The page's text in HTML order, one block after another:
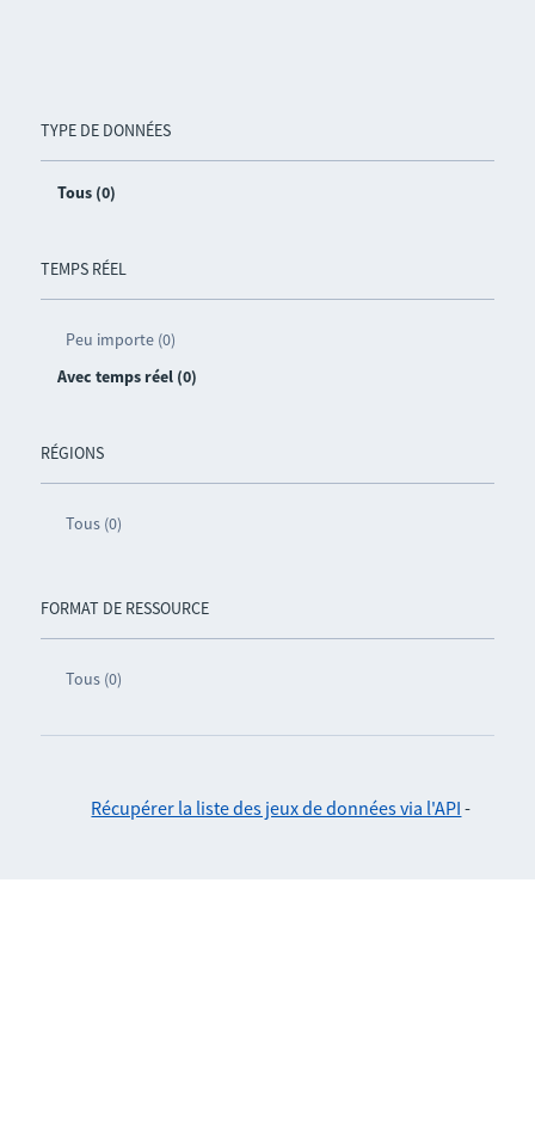
TYPE DE DONNÉES
Tous (0)
TEMPS RÉEL
Peu importe (0)
Avec temps réel (0)
RÉGIONS
Tous (0)
FORMAT DE RESSOURCE
Tous (0)
Récupérer la liste des jeux de données via l'API -